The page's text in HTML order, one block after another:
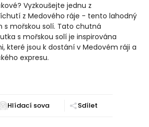
Vyzkoušejte jednu z
z Medového ráje - tento lahodný
s mořskou solí. Tato chutná
s mořskou solí je inspirována
které jsou k dostání v Medovém ráji a
expresu.
Sdílet